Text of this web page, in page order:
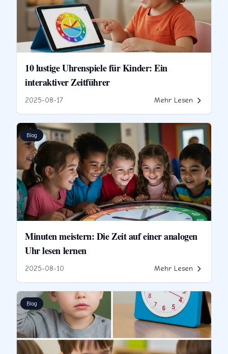
10 lustige Uhrenspiele für Kinder: Ein
interaktiver Zeitführer
2025-08-17 Mehr Lesen
Blog
Minuten meistern: Die Zeit auf einer analogen
Uhr lesen lernen
2025-08-10 Mehr Lesen
Blog